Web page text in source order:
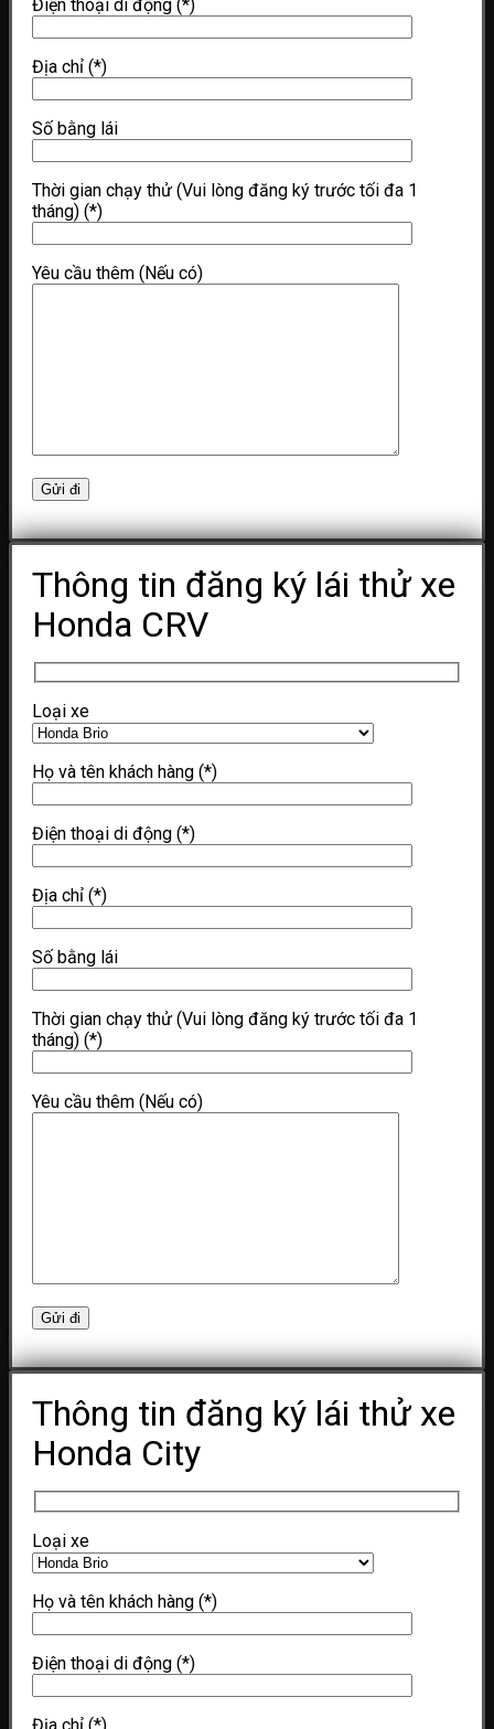
Điện thoại di động (*)
Địa chỉ (*)
Số bằng lái
Thời gian chạy thử (Vui lòng đăng ký trước tối đa 1
tháng) (*)
Yêu cầu thêm (Nếu có)
Thông tin đăng ký lái thử xe
Honda CRV
Loại xe
Họ và tên khách hàng (*)
Điện thoại di động (*)
Địa chỉ (*)
Số bằng lái
Thời gian chạy thử (Vui lòng đăng ký trước tối đa 1
tháng) (*)
Yêu cầu thêm (Nếu có)
Thông tin đăng ký lái thử xe
Honda City
Loại xe
Họ và tên khách hàng (*)
Điện thoại di động (*)